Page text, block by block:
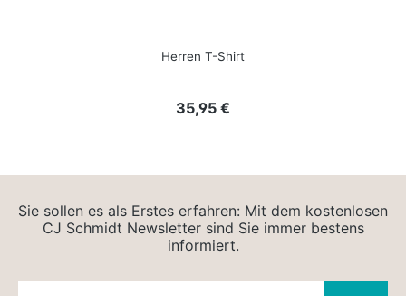
Herren T-Shirt
Regulärer Preis:
35,95 €
Sie sollen es als Erstes erfahren: Mit dem kostenlosen
CJ Schmidt Newsletter sind Sie immer bestens
informiert.